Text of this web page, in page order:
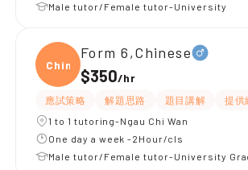
Male tutor/Female tutor-University
Chine
Form 6,Chinese
$350/hr
應試策略 解題思路 題目講解 提供
1 to 1 tutoring-Ngau Chi Wan
One day a week -2Hour/cls
Male tutor/Female tutor-University